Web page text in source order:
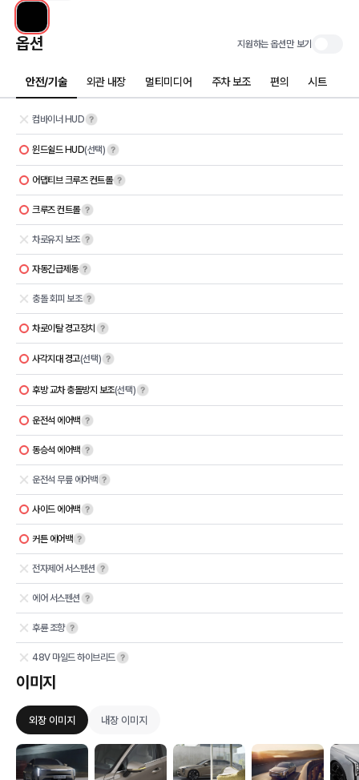
옵션 지원하는 옵션만 보기
안전/기술 외관 내장 멀티미디어 주차 보조 편의 시트
컴바이너 HUD
윈드쉴드 HUD(선택)
어댑티브 크루즈 컨트롤
크루즈 컨트롤
차로유지 보조
자동긴급제동
충돌 회피 보조
차로이탈 경고장치
사각지대 경고(선택)
후방 교차 충돌방지 보조(선택)
운전석 에어백
동승석 에어백
운전석 무릎 에어백
사이드 에어백
커튼 에어백
전자제어 서스펜션
에어 서스펜션
후륜 조향
48V 마일드 하이브리드
이미지
외장 이미지 내장 이미지